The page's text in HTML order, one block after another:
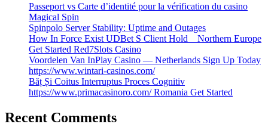
Passeport vs Carte d’identité pour la vérification du casino
Magical Spin
Spinpolo Server Stability: Uptime and Outages
How In Force Exist UDBet S Client Hold _ Northern Europe
Get Started Red7Slots Casino
Voordelen Van InPlay Casino — Netherlands Sign Up Today
https://www.wintari-casinos.com/
Băț Și Coitus Interruptus Proces Cognitiv
https://www.primacasinoro.com/ Romania Get Started
Recent Comments